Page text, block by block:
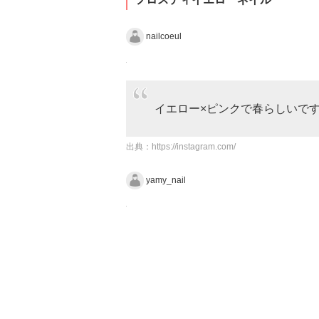
nailcoeul
イエロー×ピンクで春らしいで
出典： https://instagram.com/
yamy_nail